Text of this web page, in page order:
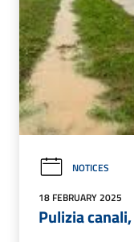
NOTICES
18 FEBRUARY 2025
Pulizia